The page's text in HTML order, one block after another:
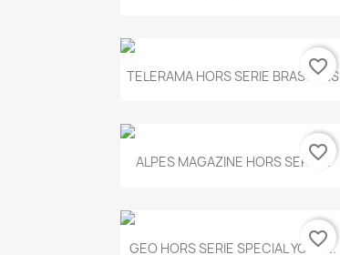
 Aperçu rapide
TELERAMA HORS SERIE BRASSENS
favorite_border
Aperçu rapide
ALPES MAGAZINE HORS SERIE...
favorite_border
Aperçu rapide
GEO HORS SERIE SPECIAL YOGA...
favorite_border